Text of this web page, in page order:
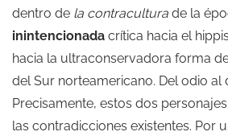
dentro de la contracultura de la
inintencionada crítica hacia el
hacia la ultraconservadora forma
del Sur norteamericano. Del odio al
Precisamente, estos dos
las contradicciones existentes. Por